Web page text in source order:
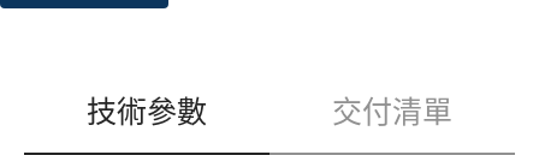
技術參數 交付清單